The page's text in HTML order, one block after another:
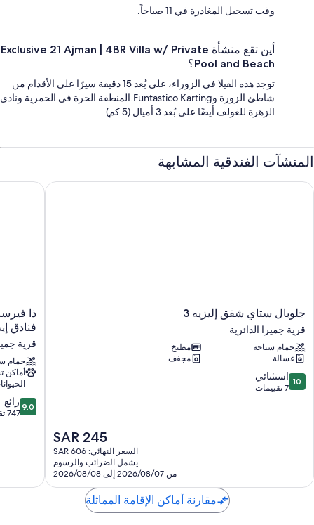
وقت تسجيل المغادرة في 11 صباحاً.
أين تقع منشأة Exclusive 21 Ajman | 4BR Villa w/ Private
Pool and Beach؟
توجد هذه الفيلا في الزوراء، على بُعد 15 دقيقة سيرًا على الأقدام من
شاطئ الزورة وFuntastico Karting.المنطقة الحرة في الحمرية ونادي
الزهرة للغولف أيضًا على بُعد 3 أميال (5 كم).
المنشآت الفندقية المشابهة
جلوبال
ستاي
شقق
إليزيه
3
قرية
جميرا
جلوبال ستاي شقق إليزيه 3
قرية جميرا الدائرية
حمام سباحة
مطبخ
غسالة
مجفف
10.0
من
10 استثنائي
7 تقييمات
السعر
الحالي
هو
SAR
245
SAR 245
السعر النهائي: SAR 606
يشمل الضرائب والرسوم
من 2026/08/07 إلى 2026/08/08
جلوبال ستاي شقق إليزيه 3
ذا
فيرست
كولكشن،
دبي،
قرية
جميرا
الدائرية،
أحد
فنادق
الدائرية
ذا
فنادق
قرية
حمام
9.0
من
9.0 رائع
747 تقييمًا
ذا فيرست
مقارنة أماكن الإقامة المماثلة